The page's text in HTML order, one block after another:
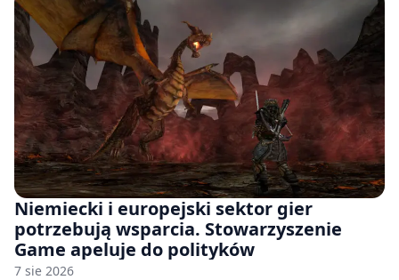
Niemiecki i europejski sektor gier
potrzebują wsparcia. Stowarzyszenie
Game apeluje do polityków
7 sie 2026